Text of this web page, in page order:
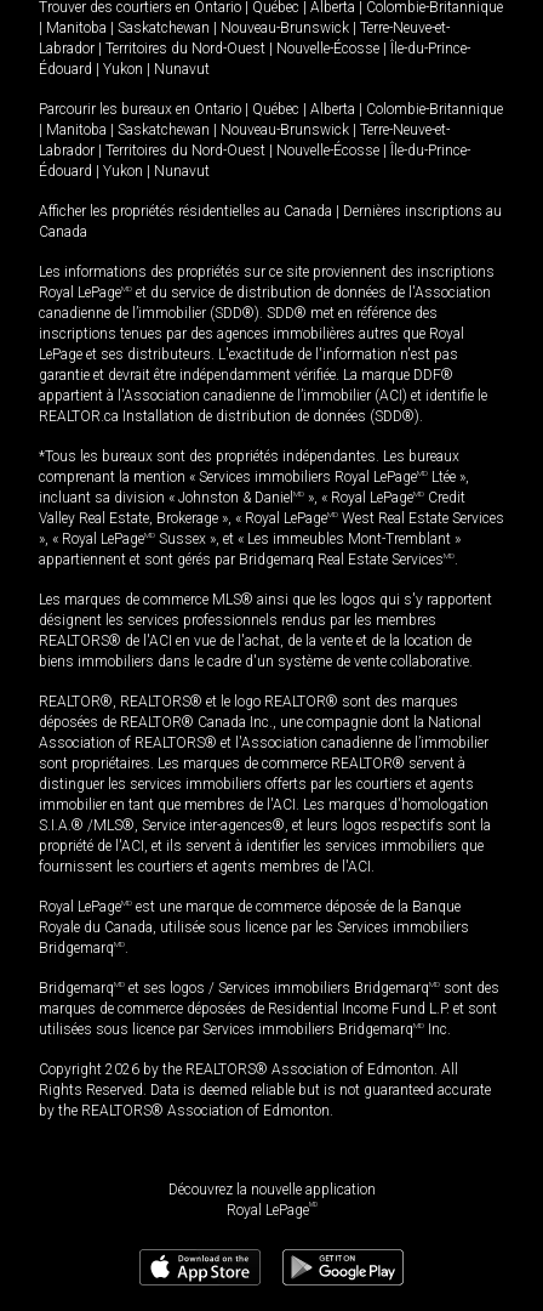
Trouver des courtiers en Ontario Québec Alberta
Colombie-Britannique
Manitoba Saskatchewan Nouveau-Brunswick
Terre-Neuve-et-
Labrador
Territoires du Nord-Ouest Nouvelle-Écosse
Île-du-Prince-
Édouard
Yukon Nunavut
Parcourir les bureaux en Ontario Québec Alberta
Colombie-Britannique
Manitoba Saskatchewan Nouveau-Brunswick
Terre-Neuve-et-
Labrador
Territoires du Nord-Ouest Nouvelle-Écosse
Île-du-Prince-
Édouard
Yukon Nunavut
Afficher les propriétés résidentielles au Canada
Dernières inscriptions au
Canada
Les informations des propriétés sur ce site proviennent des inscriptions
Royal LePageMD et du service de distribution de données de l'Association
canadienne de l’immobilier (SDD®). SDD® met en référence des
inscriptions tenues par des agences immobilières autres que Royal
LePage et ses distributeurs. L'exactitude de l'information n'est pas
garantie et devrait être indépendamment vérifiée. La marque DDF®
appartient à l'Association canadienne de l’immobilier (ACI) et identifie le
REALTOR.ca Installation de distribution de données (SDD®).
*Tous les bureaux sont des propriétés indépendantes. Les bureaux
comprenant la mention « Services immobiliers Royal LePageMD Ltée »,
incluant sa division « Johnston & Daniel MD », « Royal LePageMD Credit
Valley Real Estate, Brokerage », « Royal LePageMD West Real Estate Services
», « Royal LePageMD Sussex », et « Les immeubles Mont-Tremblant »
appartiennent et sont gérés par Bridgemarq Real Estate ServicesMD.
Les marques de commerce MLS® ainsi que les logos qui s'y rapportent
désignent les services professionnels rendus par les membres
REALTORS® de l'ACI en vue de l'achat, de la vente et de la location de
biens immobiliers dans le cadre d'un système de vente collaborative.
REALTOR®, REALTORS® et le logo REALTOR® sont des marques
déposées de REALTOR® Canada Inc., une compagnie dont la National
Association of REALTORS® et l'Association canadienne de l’immobilier
sont propriétaires. Les marques de commerce REALTOR® servent à
distinguer les services immobiliers offerts par les courtiers et agents
immobilier en tant que membres de l'ACI. Les marques d'homologation
S.I.A.® /MLS®, Service inter-agences®, et leurs logos respectifs sont la
propriété de l'ACI, et ils servent à identifier les services immobiliers que
fournissent les courtiers et agents membres de l'ACI.
Royal LePageMD est une marque de commerce déposée de la Banque
Royale du Canada, utilisée sous licence par les Services immobiliers
BridgemarqMD.
BridgemarqMD et ses logos / Services immobiliers BridgemarqMD sont des
marques de commerce déposées de Residential Income Fund L.P. et sont
utilisées sous licence par Services immobiliers BridgemarqMD Inc.
Copyright 2026 by the REALTORS® Association of Edmonton. All
Rights Reserved. Data is deemed reliable but is not guaranteed accurate
by the REALTORS® Association of Edmonton.
Découvrez la nouvelle application
Royal LePageMD